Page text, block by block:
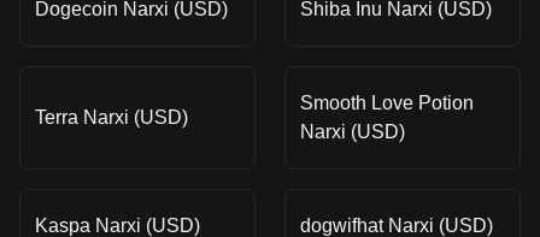
Dogecoin Narxi (USD) Shiba Inu Narxi (USD)
Terra Narxi (USD)
Smooth Love Potion
Narxi (USD)
Kaspa Narxi (USD) dogwifhat Narxi (USD)